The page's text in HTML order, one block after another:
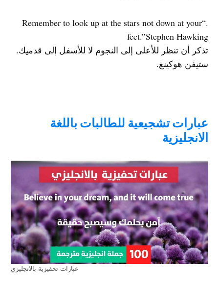
.“Remember to look up at the stars not down at your
feet.”Stephen Hawking
تذكر أن تنظر للأعلى إلى النجوم لا للأسفل إلى قدميك.
ستيفن هوكينغ.
عبارات تشجيعية للطالبات باللغة
الانجليزية
عبارات تحفيزية بالانجليزي